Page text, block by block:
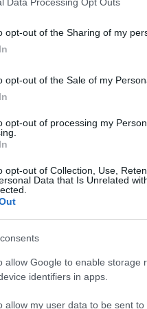
opt-out of the Sharing of my
opt-out of the Sale of my
opt-out of processing my
opt-out of Collection, Use,
Data that Is Unrelated
allow Google to enable storage
identifiers in apps.
allow my user data to be sent
voltak.
- javítási munkáit
A Duna-Dráva Nemzeti
és régészek
is. A feltárás célja, hogy a
végtisztességet.
a pécsi központú Janus
antropológusai a nemzeti
végzik el az
ig zajlanak.
új interaktív kiállítás
felhasználva -
történelmi